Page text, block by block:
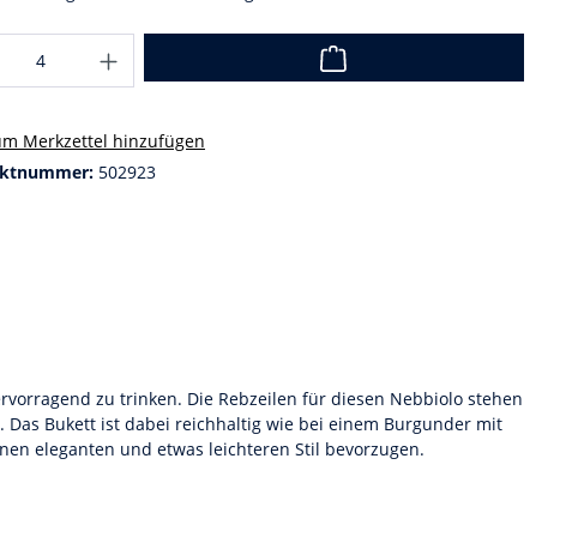
Merkzettel hinzufügen
502923
zu trinken. Die Rebzeilen für diesen Nebbiolo stehen
Bukett ist dabei reichhaltig wie bei einem Burgunder mit
eleganten und etwas leichteren Stil bevorzugen.